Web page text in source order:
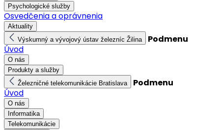
Psychologické služby
Osvedčenia a oprávnenia
Aktuality
Výskumný a vývojový ústav železníc Žilina
Podmenu
Úvod
O nás
Produkty a služby
Železničné telekomunikácie Bratislava
Podmenu
Úvod
O nás
Informatika
Telekomunikácie